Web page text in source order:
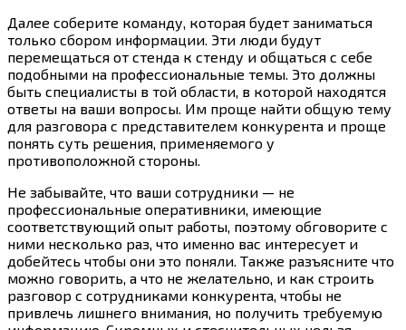
Далее соберите команду, которая будет заниматься
только сбором информации. Эти люди будут
перемещаться от стенда к стенду и общаться с себе
подобными на профессиональные темы. Это должны
быть специалисты в той области, в которой находятся
ответы на ваши вопросы. Им проще найти общую тему
для разговора с представителем конкурента и проще
понять суть решения, применяемого у
противоположной стороны.
Не забывайте, что ваши сотрудники — не
профессиональные оперативники, имеющие
соответствующий опыт работы, поэтому обговорите с
ними несколько раз, что именно вас интересует и
добейтесь чтобы они это поняли. Также разъясните что
можно говорить, а что не желательно, и как строить
разговор с сотрудниками конкурента, чтобы не
привлечь лишнего внимания, но получить требуемую